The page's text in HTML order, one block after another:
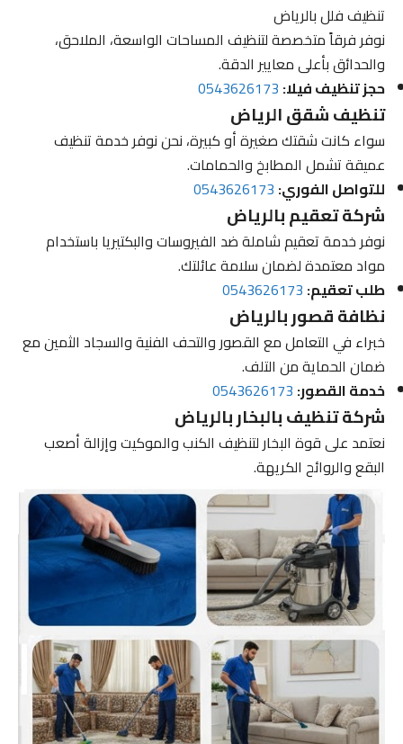
تنظيف فلل بالرياض
نوفر فرقاً متخصصة لتنظيف المساحات الواسعة، الملاحق،
والحدائق بأعلى معايير الدقة.
حجز تنظيف فيلا:0543626173
تنظيف شقق الرياض
سواء كانت شقتك صغيرة أو كبيرة، نحن نوفر خدمة تنظيف
عميقة تشمل المطابخ والحمامات.
للتواصل الفوري:0543626173
شركة تعقيم بالرياض
نوفر خدمة تعقيم شاملة ضد الفيروسات والبكتيريا باستخدام
مواد معتمدة لضمان سلامة عائلتك.
طلب تعقيم:0543626173
نظافة قصور بالرياض
خبراء في التعامل مع القصور والتحف الفنية والسجاد الثمين مع
ضمان الحماية من التلف.
خدمة القصور:0543626173
شركة تنظيف بالبخار بالرياض
نعتمد على قوة البخار لتنظيف الكنب والموكيت وإزالة أصعب
البقع والروائح الكريهة.